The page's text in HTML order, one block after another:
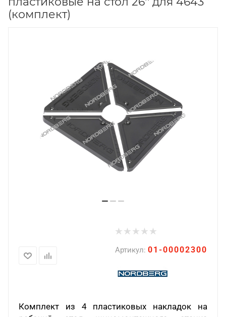
(комплект)
Артикул: 01-00002300
Комплект из 4 пластиковых накладок на